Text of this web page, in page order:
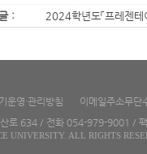
:
2024학년도「프레젠테
운영·관리방침
이메일주소무단
산로 634 / 전화 054-979-9001 /
UNIVERSITY. ALL RIGHTS